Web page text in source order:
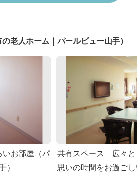
老人ホーム｜パールビュー山手）
お部屋（パ
）
共有スペース 広々と
思いの時間をお過ごし